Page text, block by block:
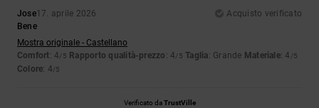
Jose17. aprile 2026
Acquisto verificato
Bene
Mostra originale - Castellano
Comfort: 4/5 Rapporto qualità-prezzo : 4/5 Taglia: Grande Materiale: 4 /5
Colore: 4/5
Verificato daTrustVille